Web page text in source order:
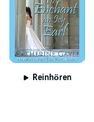
Reinhören